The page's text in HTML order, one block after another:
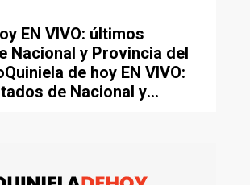
EN VIVO: últimos
Nacional y Provincia del
de hoy EN VIVO:
de Nacional y